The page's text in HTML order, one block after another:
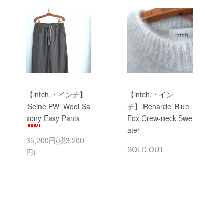
【intch.・インチ】
‘Seine PW‘ Wool Sa
xony Easy Pants
35,200円(税3,200
円)
【intch.・イン
チ】‘Renarde‘ Blue
Fox Crew-neck Swe
ater
SOLD OUT